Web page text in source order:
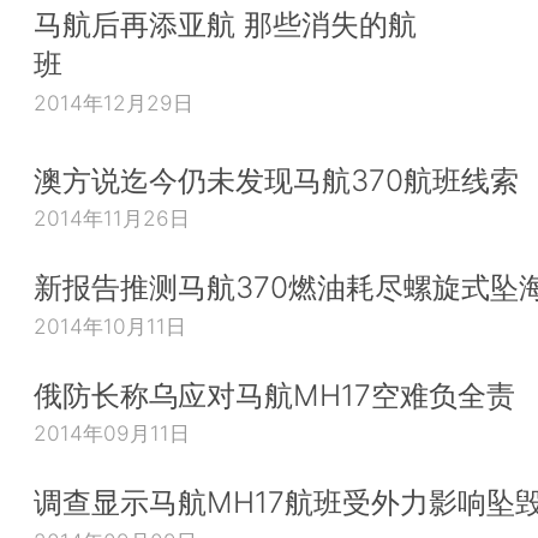
马航后再添亚航 那些消失的航
班
2014年12月29日
澳方说迄今仍未发现马航370航班线索
2014年11月26日
新报告推测马航370燃油耗尽螺旋式坠
2014年10月11日
俄防长称乌应对马航MH17空难负全责
2014年09月11日
调查显示马航MH17航班受外力影响坠